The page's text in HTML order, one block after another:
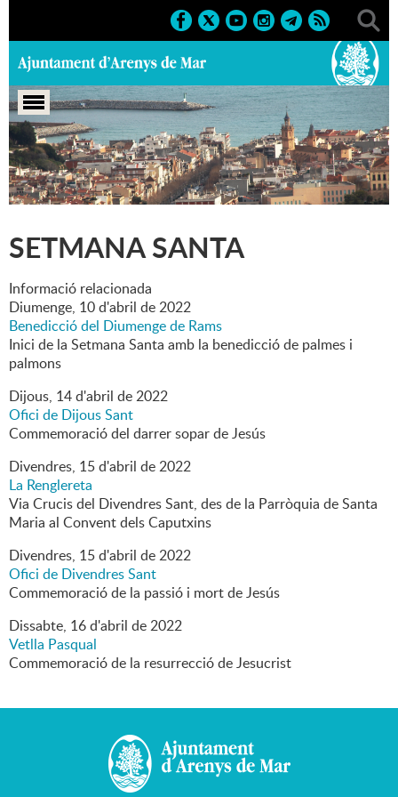
Portada > Marcs > 2022 > Culturals > Setmana Santa
SETMANA SANTA
Informació relacionada
Diumenge, 10d'abril de2022
Benedicció del Diumenge de Rams
Inici de la Setmana Santa amb la benedicció de palmes i
palmons
Dijous, 14d'abril de2022
Ofici de Dijous Sant
Commemoració del darrer sopar de Jesús
Divendres, 15d'abril de2022
La Renglereta
Via Crucis del Divendres Sant, des de la Parròquia de Santa
Maria al Convent dels Caputxins
Divendres, 15d'abril de2022
Ofici de Divendres Sant
Commemoració de la passió i mort de Jesús
Dissabte, 16d'abril de2022
Vetlla Pasqual
Commemoració de la resurrecció de Jesucrist